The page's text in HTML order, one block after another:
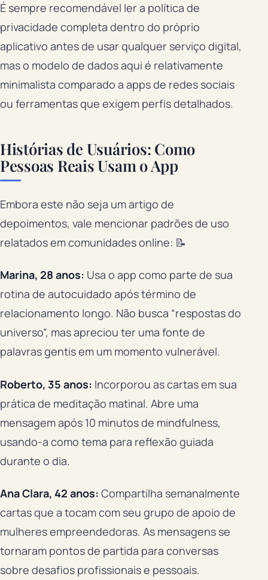
É sempre recomendável ler a política de
privacidade completa dentro do próprio
aplicativo antes de usar qualquer serviço digital,
mas o modelo de dados aqui é relativamente
minimalista comparado a apps de redes sociais
ou ferramentas que exigem perfis detalhados.
Histórias de Usuários: Como
Pessoas Reais Usam o App
Embora este não seja um artigo de
depoimentos, vale mencionar padrões de uso
relatados em comunidades online: 📝
Marina, 28 anos: Usa o app como parte de sua
rotina de autocuidado após término de
relacionamento longo. Não busca “respostas do
universo”, mas apreciou ter uma fonte de
palavras gentis em um momento vulnerável.
Roberto, 35 anos: Incorporou as cartas em sua
prática de meditação matinal. Abre uma
mensagem após 10 minutos de mindfulness,
usando-a como tema para reflexão guiada
durante o dia.
Ana Clara, 42 anos: Compartilha semanalmente
cartas que a tocam com seu grupo de apoio de
mulheres empreendedoras. As mensagens se
tornaram pontos de partida para conversas
sobre desafios profissionais e pessoais.